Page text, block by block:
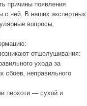
причины появления
с ней. В наших экспертных
вопросы,
отшелушивания:
ухода за
сбоев, неправильного
перхоти — сухой и